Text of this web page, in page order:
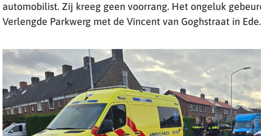
automobilist. Zij kreeg geen voorrang. Het ongeluk
Verlengde Parkwerg met de Vincent van Goghstraat in Ede.